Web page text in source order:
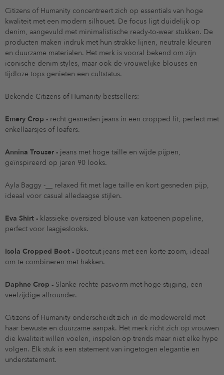
Citizens of Humanity concentreert zich op essentials van hoge
kwaliteit met een modern silhouet. De focus ligt duidelijk op
denim, aangevuld met minimalistische ready-to-wear stukken. De
producten maken indruk met hun strakke lijnen, neutrale kleuren
en duurzame materialen. Het merk is vooral bekend om zijn
iconische denim styles, maar ook de vrouwelijke blouses en
tijdloze tops genieten een cultstatus.
Bekende Citizens of Humanity bestsellers:
Emery Crop - recht gesneden jeans in een cropped fit, perfect met
enkellaarsjes of loafers.
Annina Trouser - jeans met hoge taille en wijde pijpen,
geïnspireerd op jaren 90 looks.
Ayla Baggy -__ relaxed fit met lage taille en kort gesneden pijp,
ideaal voor casual alledaagse stijlen.
Eva Shirt - klassieke oversized blouse van katoenen popeline,
perfect voor laagjeslooks.
Isola Cropped Boot - Bootcut jeans met een korte zoom, ideaal
om te combineren met hakken.
Daphne Crop - Slanke rechte pasvorm met hoge stijging, een
veelzijdige allrounder.
Citizens of Humanity onderscheidt zich in de modewereld met
haar bewuste en duurzame aanpak. Het merk richt zich op vrouwen
die kwaliteit willen voelen, inspelen op trends maar niet elke hype
volgen. Elk stuk is een statement van ingetogen elegantie en
understatement.